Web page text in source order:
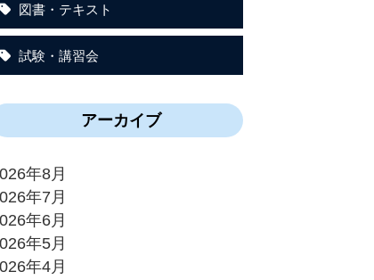
図書・テキスト
試験・講習会
アーカイブ
年8月
年7月
年6月
年5月
年4月